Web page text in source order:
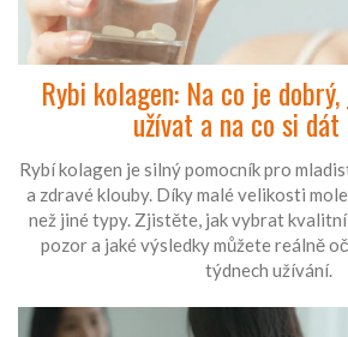
Rybi kolagen: Na co je
užívat a na co si dát
Rybí kolagen je silný pomocník pro
a zdravé klouby. Díky malé velikosti
než jiné typy. Zjistěte, jak vybrat
pozor a jaké výsledky můžete reálně
týdnech užívání.